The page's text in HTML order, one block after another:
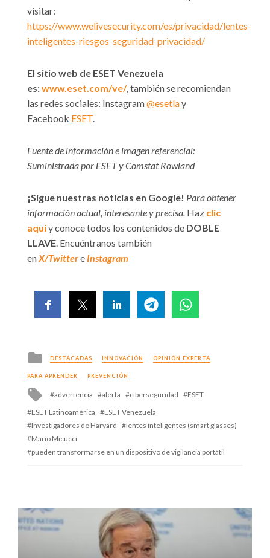
visitar:
https://www.welivesecurity.com/es/privacidad/lentes-
inteligentes-riesgos-seguridad-privacidad/
El sitio web de ESET Venezuela
es:www.eset.com/ve/, también se recomiendan
las redes sociales: Instagram@esetlay
Facebook ESET.
Fuente de información e imagen referencial:
Suministrada por ESET y Comstat Rowland
¡Sigue nuestras noticias en Google! Para obtener
información actual, interesante y precisa. Haz clic
aquíy conoce todos los contenidos de DOBLE
LLAVE. Encuéntranos también
enX/Twittere Instagram
Posted
in
DESTACADAS INNOVACIÓN OPINIÓN EXPERTA
PARA APRENDER PREVENCIÓN
Tagged
advertencia alerta ciberseguridad
ESET
ESET Latinoamérica
ESET Venezuela
Investigadores de Harvard
lentes inteligentes (smart glasses)
Mario Micucci
pueden transformarse en un dispositivo de vigilancia portátil